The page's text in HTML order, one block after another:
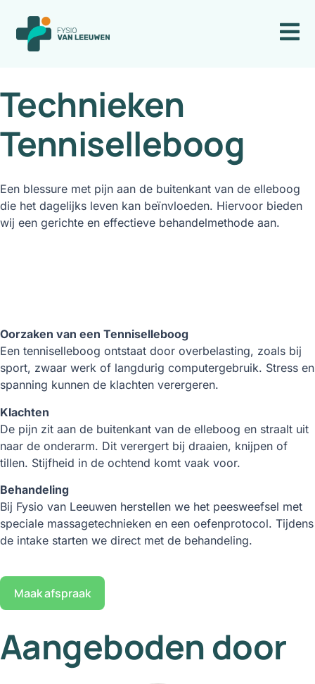
Technieken
Tenniselleboog
Een blessure met pijn aan de buitenkant van de elleboog
die het dagelijks leven kan beïnvloeden. Hiervoor bieden
wij een gerichte en effectieve behandelmethode aan.
Oorzaken van een Tenniselleboog
Een tenniselleboog ontstaat door overbelasting, zoals bij
sport, zwaar werk of langdurig computergebruik. Stress en
spanning kunnen de klachten verergeren.
Klachten
De pijn zit aan de buitenkant van de elleboog en straalt uit
naar de onderarm. Dit verergert bij draaien, knijpen of
tillen. Stijfheid in de ochtend komt vaak voor.
Behandeling
Bij Fysio van Leeuwen herstellen we het peesweefsel met
speciale massagetechnieken en een oefenprotocol. Tijdens
de intake starten we direct met de behandeling.
Maak afspraak
Aangeboden door